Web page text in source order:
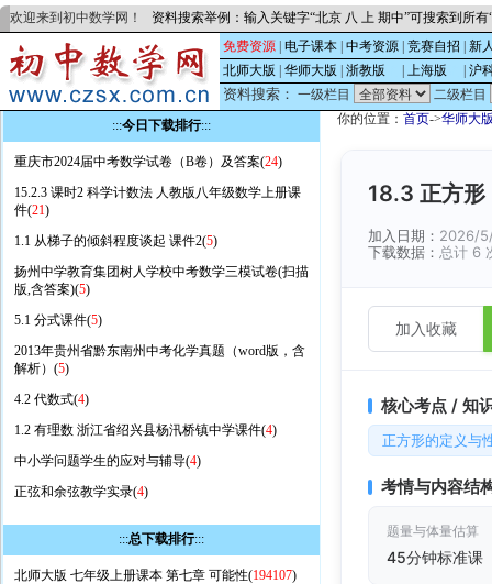
欢迎来到初中数学网！ 资料搜索举例：输入关键字“北京 八 上 期中”可搜索到所
免费资源 电子课本 中考资源 竞赛自招
新
北师大版
华师大版 浙教版 上海版 沪
资料搜索： 一级栏目
二级栏目
:::今日下载排行:::
重庆市2024届中考数学试卷（B卷）及答案(24)
15.2.3 课时2 科学计数法 人教版八年级数学上册课
件(21)
1.1 从梯子的倾斜程度谈起 课件2(5)
扬州中学教育集团树人学校中考数学三模试卷(扫描
版,含答案)(5)
5.1 分式课件(5)
2013年贵州省黔东南州中考化学真题（word版，含
解析）(5)
4.2 代数式(4)
1.2 有理数 浙江省绍兴县杨汛桥镇中学课件(4)
中小学问题学生的应对与辅导(4)
正弦和余弦教学实录(4)
:::总下载排行:::
北师大版 七年级上册课本 第七章 可能性(194107)
你的位置： 首页->华师大
18.3 正方
加入日期： 2026/
下载数据： 总计 6
加入收藏
核心考点 / 知
正方形的定义与
考情与内容结
题量与体量估算
45分钟标准课